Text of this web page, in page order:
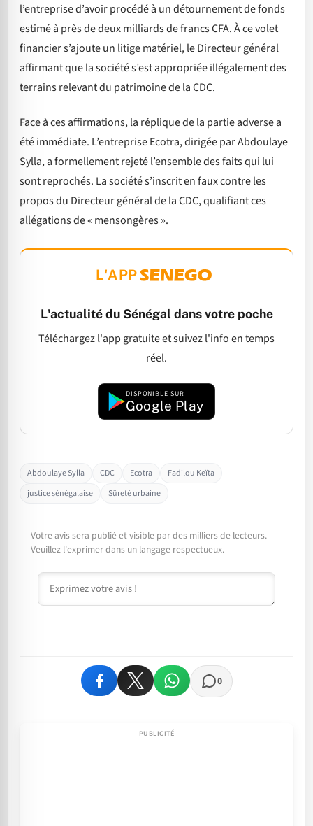
l’entreprise d’avoir procédé à un détournement de fonds
estimé à près de deux milliards de francs CFA. À ce volet
financier s’ajoute un litige matériel, le Directeur général
affirmant que la société s’est appropriée illégalement des
terrains relevant du patrimoine de la CDC.
Face à ces affirmations, la réplique de la partie adverse a
été immédiate. L’entreprise Ecotra, dirigée par Abdoulaye
Sylla, a formellement rejeté l’ensemble des faits qui lui
sont reprochés. La société s’inscrit en faux contre les
propos du Directeur général de la CDC, qualifiant ces
allégations de « mensongères ».
L'APP
L'actualité du Sénégal dans votre poche
Téléchargez l'app gratuite et suivez l'info en temps
réel.
DISPONIBLE SUR
Google Play
Abdoulaye Sylla CDC Ecotra
Fadilou Keïta
justice sénégalaise
Sûreté urbaine
Votre avis sera publié et visible par des milliers de lecteurs.
Veuillez l'exprimer dans un langage respectueux.
Commentaire
0